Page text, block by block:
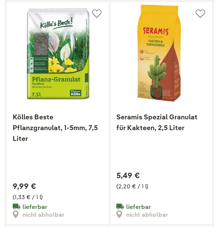
Kölles Beste
Pflanzgranulat, 1-5mm, 7,5
Liter
(1,33 € / 1 l)
9,99 €
lieferbar
nicht abholbar
Seramis Spezial Granulat
für Kakteen, 2,5 Liter
(2,20 € / 1 l)
5,49 €
lieferbar
nicht abholbar